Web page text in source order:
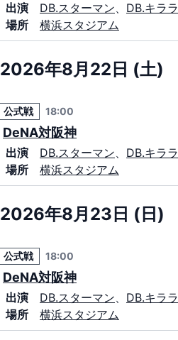
出演 DB.スターマン、 DB.キララ
場所
横浜スタジアム
2026年8月22日 (土)
公式戦 18:00
DeNA対阪神
出演 DB.スターマン、 DB.キララ
場所
横浜スタジアム
2026年8月23日 (日)
公式戦 18:00
DeNA対阪神
出演 DB.スターマン、 DB.キララ
場所
横浜スタジアム